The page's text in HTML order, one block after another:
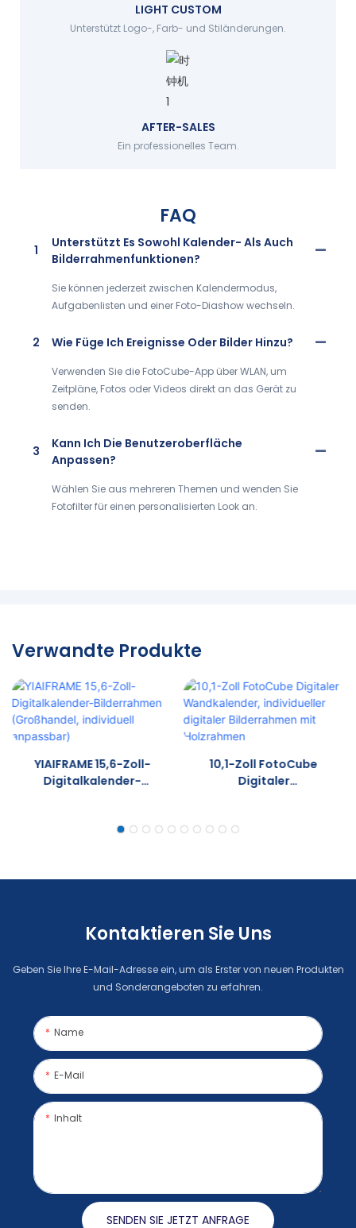
LIGHT CUSTOM
Unterstützt Logo-, Farb- und Stiländerungen.
AFTER-SALES
Ein professionelles Team.
FAQ
1
Unterstützt Es Sowohl Kalender- Als Auch
Bilderrahmenfunktionen?
Sie können jederzeit zwischen Kalendermodus,
Aufgabenlisten und einer Foto-Diashow wechseln.
2 Wie Füge Ich Ereignisse Oder Bilder Hinzu?
Verwenden Sie die FotoCube-App über WLAN, um
Zeitpläne, Fotos oder Videos direkt an das Gerät zu
senden.
3
Kann Ich Die Benutzeroberfläche
Anpassen?
Wählen Sie aus mehreren Themen und wenden Sie
Fotofilter für einen personalisierten Look an.
Verwandte Produkte
YIAIFRAME 15,6-Zoll-
Digitalkalender-
Individuell Anpassbar)
10,1-Zoll FotoCube
Digitaler
Bilderrahmen Mit
Kontaktieren Sie Uns
Geben Sie Ihre E-Mail-Adresse ein, um als Erster von neuen Produkten
und Sonderangeboten zu erfahren.
Name
E-Mail
Inhalt
SENDEN SIE JETZT ANFRAGE